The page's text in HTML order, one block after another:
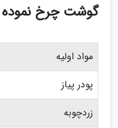
گوشت چرخ نموده
مواد اولیه
پودر پیاز
زردچوبه